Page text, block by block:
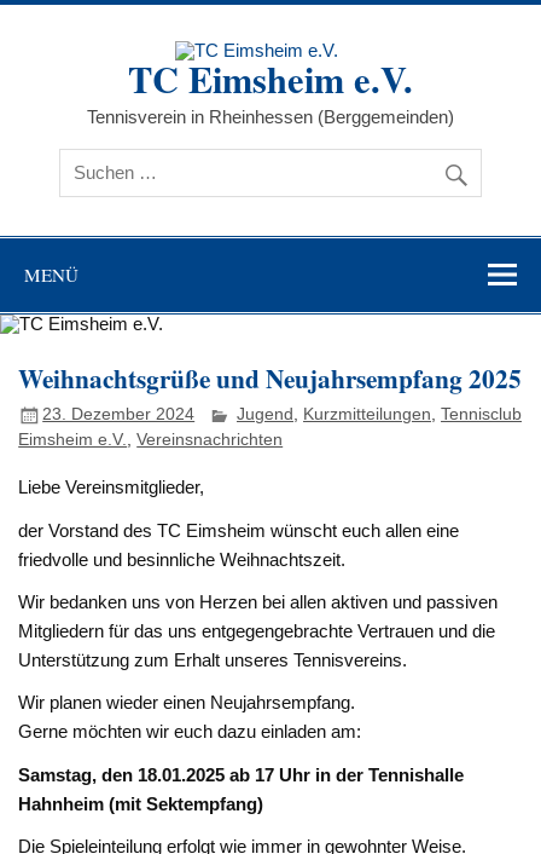
Zum
TC Eimsheim e.V.
Tennisverein in Rheinhessen (Berggemeinden)
MENÜ
Weihnachtsgrüße und Neujahrsempfang 2025
23. Dezember 2024 Jugend , Kurzmitteilungen,Tennisclub
Eimsheim e.V.
,Vereinsnachrichten
Liebe Vereinsmitglieder,
der Vorstand des TC Eimsheim wünscht euch allen eine
friedvolle und besinnliche Weihnachtszeit.
Wir bedanken uns von Herzen bei allen aktiven und passiven
Mitgliedern für das uns entgegengebrachte Vertrauen und die
Unterstützung zum Erhalt unseres Tennisvereins.
Wir planen wieder einen Neujahrsempfang.
Gerne möchten wir euch dazu einladen am:
Samstag, den 18.01.2025 ab 17 Uhr in der Tennishalle
Hahnheim (mit Sektempfang)
Die Spieleinteilung erfolgt wie immer in gewohnter Weise.